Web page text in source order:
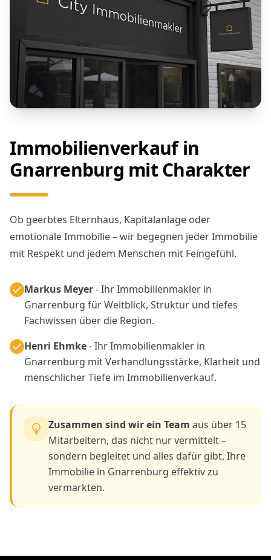
Immobilienverkauf in
Gnarrenburg mit Charakter
Ob geerbtes Elternhaus, Kapitalanlage oder
emotionale Immobilie – wir begegnen jeder Immobilie
mit Respekt und jedem Menschen mit Feingefühl.
Markus Meyer- Ihr Immobilienmakler in
Gnarrenburg für Weitblick, Struktur und tiefes
Fachwissen über die Region.
Henri Ehmke- Ihr Immobilienmakler in
Gnarrenburg mit Verhandlungsstärke, Klarheit und
menschlicher Tiefe im Immobilienverkauf.
Zusammen sind wir ein Team aus über 15
Mitarbeitern, das nicht nur vermittelt –
sondern begleitet und alles dafür gibt, Ihre
Immobilie in Gnarrenburg effektiv zu
vermarkten.